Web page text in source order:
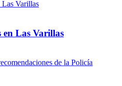
en Las Varillas